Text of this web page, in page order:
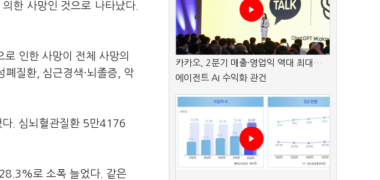
한 사망인 것으로 나타났다.
인한 사망이 전체 사망의
질환, 심근경색·뇌졸증, 악
. 심뇌혈관질환 5만4176
로 소폭 늘었다. 같은
카카오, 2분기 매출·영업익 역대 최대…
에이전트 AI 수익화 관건